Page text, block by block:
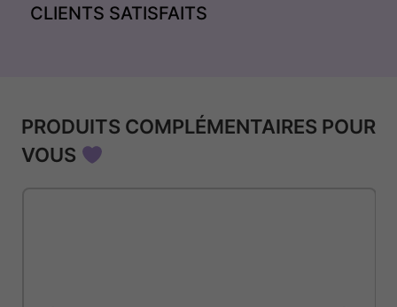
CLIENTS SATISFAITS
PRODUITS COMPLÉMENTAIRES POUR
VOUS